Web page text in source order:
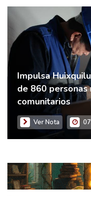
Impulsa
de 860
comunitarios
Ver Nota